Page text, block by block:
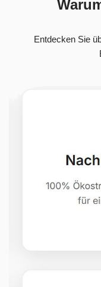
Entdecken Sie